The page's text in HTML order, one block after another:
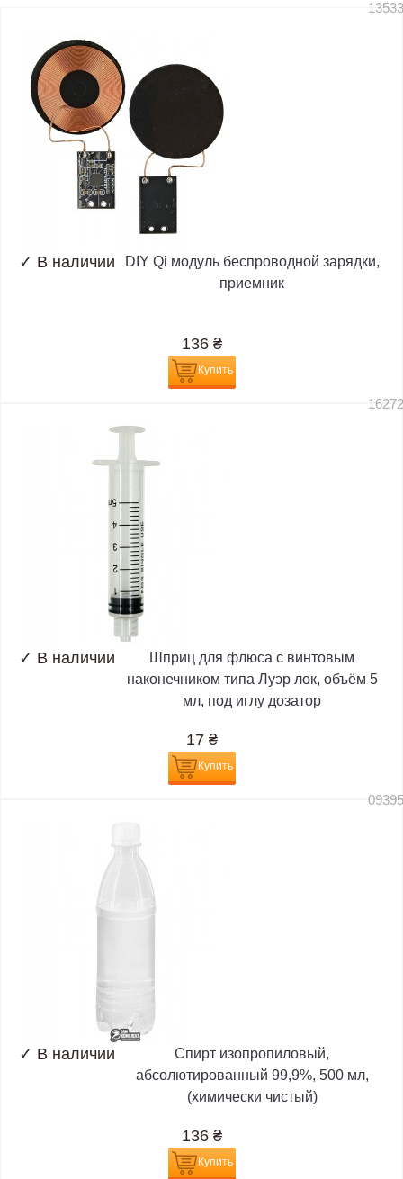
✓ В наличии
DIY Qi модуль беспроводной зарядки,
приемник
136 ₴
Купить
✓ В наличии
Шприц для флюса с винтовым
наконечником типа Луэр лок, объём 5
мл, под иглу дозатор
17 ₴
Купить
✓ В наличии
Спирт изопропиловый,
абсолютированный 99,9%, 500 мл,
(химически чистый)
136 ₴
Купить